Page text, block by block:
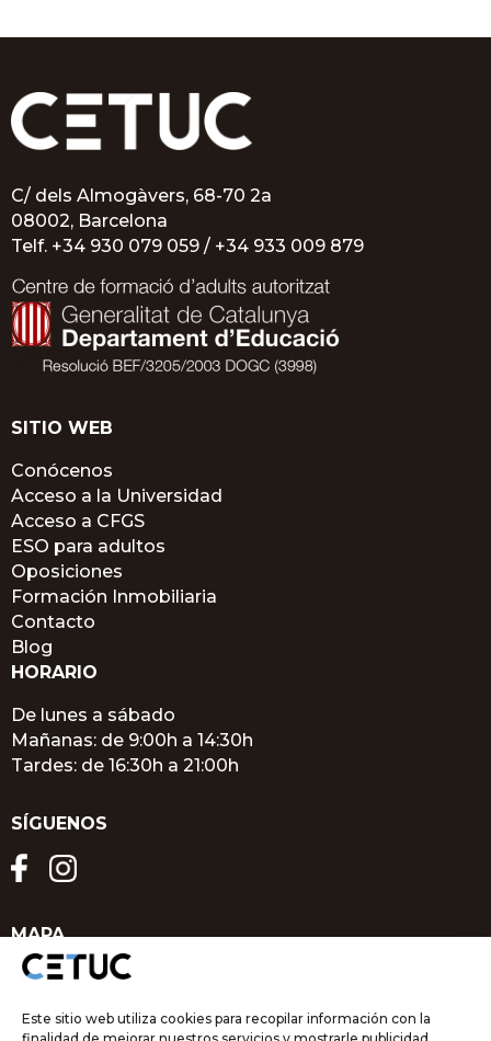
Este sitio web utiliza cookies para recopilar información con la
C/ dels Almogàvers, 68-70 2a
08002, Barcelona
Telf. +34 930 079 059 / +34 933 009 879
SITIO WEB
Conócenos
Acceso a la Universidad
Acceso a CFGS
ESO para adultos
Oposiciones
Formación Inmobiliaria
Contacto
Blog
HORARIO
De lunes a sábado
Mañanas: de 9:00h a 14:30h
Tardes: de 16:30h a 21:00h
SÍGUENOS
MAPA